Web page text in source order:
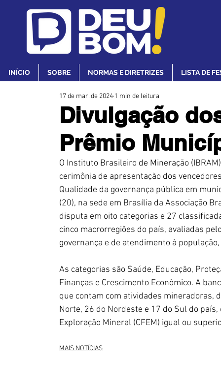
INÍCIO SOBRE NORMAS E DIRETRIZES LISTA DE
Divulgação
Prêmio
17 de mar. de 2024 1 min de leitura
O Instituto Brasileiro de Mineração
cerimônia de apresentação dos
Qualidade da governança pública em
(20), na sede em Brasília da Associação
disputa em oito categorias e 27
cinco macrorregiões do país, avaliadas
governança e de atendimento à
As categorias são Saúde, Educação,
Finanças e Crescimento Econômico. A
que contam com atividades mineradoras,
Norte, 26 do Nordeste e 17 do Sul do
Exploração Mineral (CFEM) igual ou
MAIS NOTÍCIAS